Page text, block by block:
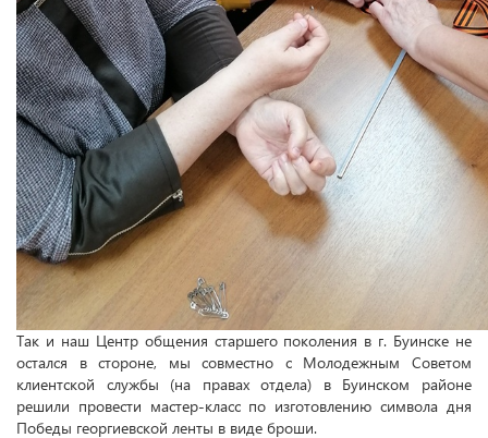
Так и наш Центр общения старшего поколения в г. Буинске не
остался в стороне, мы совместно с Молодежным Советом
клиентской службы (на правах отдела) в Буинском районе
решили провести мастер-класс по изготовлению символа дня
Победы георгиевской ленты в виде броши.